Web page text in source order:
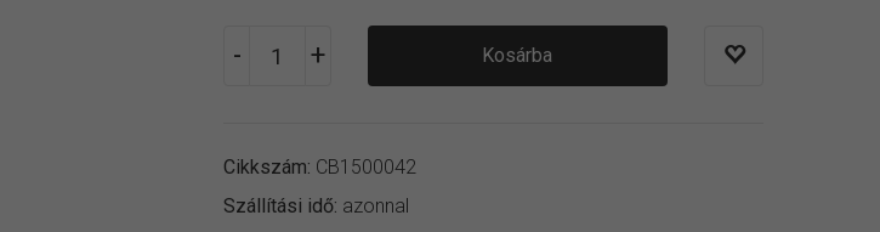
Kosárba
Cikkszám: CB1500042
Szállítási idő: azonnal